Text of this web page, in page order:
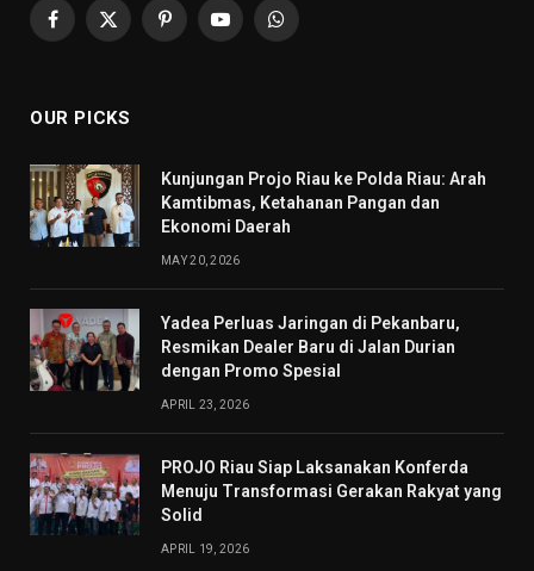
Facebook
X
PinterestYouTubeWhatsApp
OUR PICKS
Kunjungan Projo Riau ke Polda Riau: Arah
Kamtibmas, Ketahanan Pangan dan
Ekonomi Daerah
MAY 20, 2026
Yadea Perluas Jaringan di Pekanbaru,
Resmikan Dealer Baru di Jalan Durian
dengan Promo Spesial
APRIL 23, 2026
PROJO Riau Siap Laksanakan Konferda
Menuju Transformasi Gerakan Rakyat yang
Solid
APRIL 19, 2026